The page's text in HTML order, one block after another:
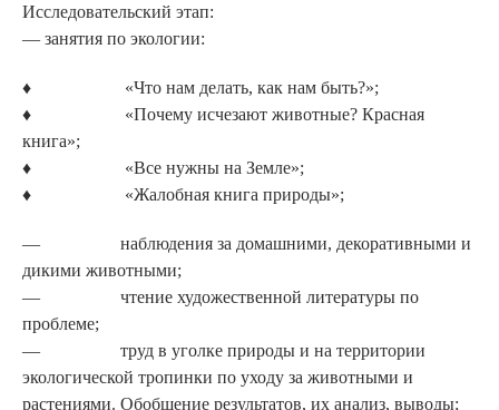
Исследовательский этап:
— занятия по экологии:
♦ «Что нам делать, как нам быть?»;
♦ «Почему исчезают животные? Красная
книга»;
♦ «Все нужны на Земле»;
♦ «Жалобная книга природы»;
— наблюдения за домашними, декоративными и
дикими жи­вотными;
— чтение художественной лите­ратуры по
проблеме;
— труд в уголке природы и на территории
экологической тропинки по уходу за живот­ными и
растениями. Обобще­ние результатов, их анализ, вы­воды;